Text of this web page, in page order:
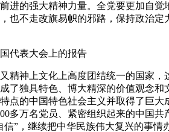
进的强大精神力量。全党要更加自觉
也不走改旗易帜的邪路，保持政治定
代表大会上的报告
神上文化上高度团结统一的国家，
了独具特色、博大精深的价值观念和
点的中国特色社会主义并取得了巨大
多万名党员、紧密组织起来的中国共
”，继续把中华民族伟大复兴的事情